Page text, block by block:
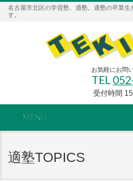
名古屋市北区の学習塾、適塾。適塾の卒業
す。
お気軽にお問
TEL
受付時間
MENU
適塾TOPICS